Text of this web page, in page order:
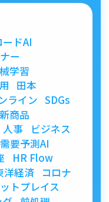
ドAI
ー
学習
田本
ライン SDGs
新商品
人事
ビジネス
需要予測AI
HR Flow
洋経済
コロナ
トプレイス